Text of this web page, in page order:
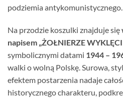
podziemia antykomunistycznego.
Na przodzie koszulki znajduje się
napisem „ŻOŁNIERZE
symbolicznymi datami 1944 –
walki o wolną Polskę. Surowa,
efektem postarzenia nadaje
historycznego charakteru,